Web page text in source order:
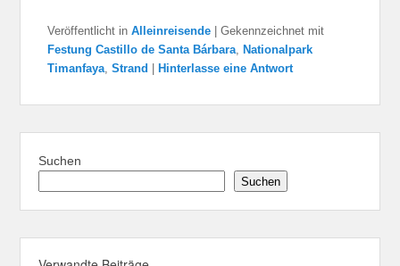
Veröffentlicht in Alleinreisende |Gekennzeichnet mit
Festung Castillo de Santa Bárbara, Nationalpark
Timanfaya,Strand Hinterlasse eine Antwort
Suchen
Suchen